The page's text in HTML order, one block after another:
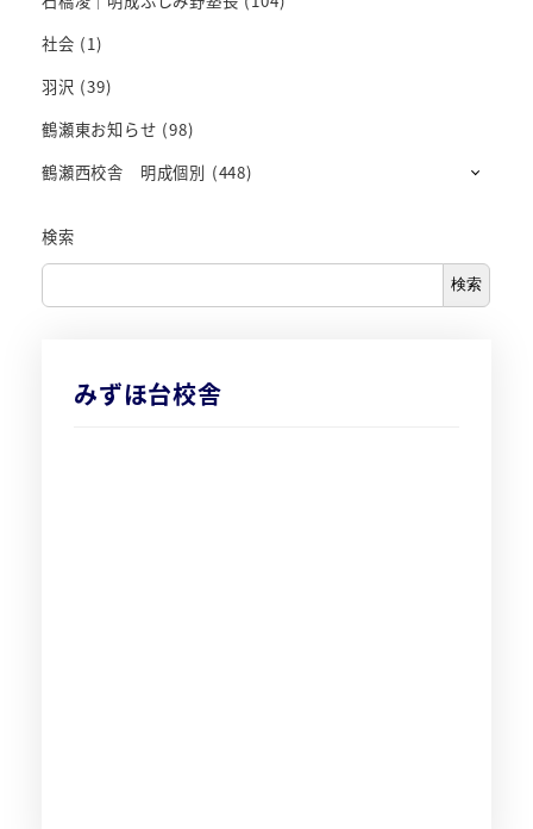
社会 (1)
羽沢 (39)
鶴瀬東お知らせ (98)
鶴瀬西校舎 明成個別 (448)
検索
検索
みずほ台校舎